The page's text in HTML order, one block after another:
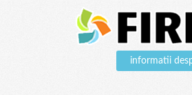
informatii